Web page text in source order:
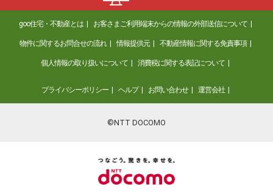
goo住宅・不動産とは お客さまご利用端末からの情報の外部送信について
物件に関するお問合せの流れ 情報提供元 不動産情報に関する免責事項
個人情報の取り扱いについて 消費税に関する表記について
プライバシーポリシー ヘルプ お問い合わせ 運営会社
©NTT DOCOMO